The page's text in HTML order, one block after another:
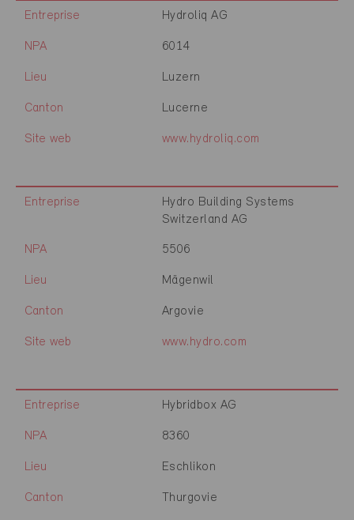
Entreprise Hydroliq AG
NPA 6014
Lieu Luzern
Canton Lucerne
Site web www.hydroliq.com
Entreprise
Hydro Building Systems
Switzerland AG
NPA 5506
Lieu Mägenwil
Canton Argovie
Site web www.hydro.com
Entreprise Hybridbox AG
NPA 8360
Lieu Eschlikon
Canton Thurgovie